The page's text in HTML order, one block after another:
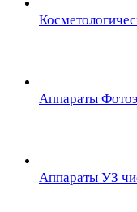
Аппараты
Аппараты УЗ